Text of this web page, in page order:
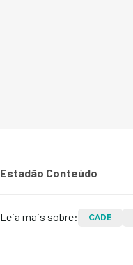
Estadão Conteúdo
Leia mais sobre: CADE